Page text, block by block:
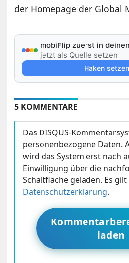
der Homepage der Global
mobiFlip zuerst in
jetzt als Quelle setzen
Haken
5 KOMMENTARE
Das DISQUS-
personenbezogene Daten.
wird das System erst nach
Einwilligung über die
Schaltfläche geladen. Es gilt
Datenschutzerklärung.
laden